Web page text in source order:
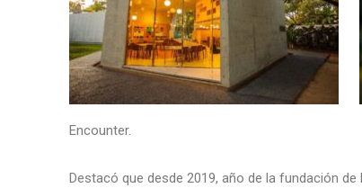
Encounter.
Destacó que desde 2019, año de la fundación